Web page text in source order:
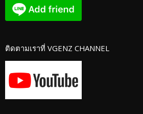
ติดตามเราที่ VGENZ CHANNEL